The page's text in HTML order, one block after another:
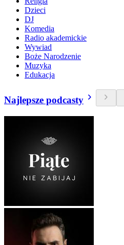
Dzieci
DJ
Komedia
Radio akademickie
Wywiad
Boże Narodzenie
Muzyka
Edukacja
Najlepsze podcasty